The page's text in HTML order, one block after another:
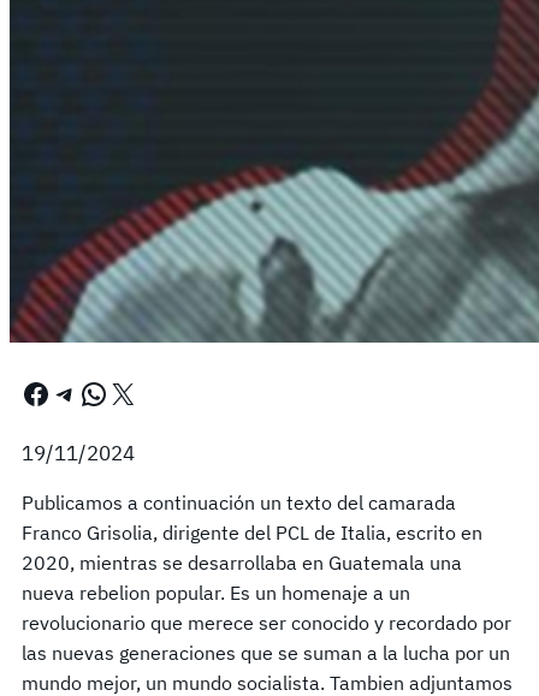
Facebook Telegram WhatsApp X
19/11/2024
Publicamos a continuación un texto del camarada
Franco Grisolia, dirigente del PCL de Italia, escrito en
2020, mientras se desarrollaba en Guatemala una
nueva rebelion popular. Es un homenaje a un
revolucionario que merece ser conocido y recordado por
las nuevas generaciones que se suman a la lucha por un
mundo mejor, un mundo socialista. Tambien adjuntamos